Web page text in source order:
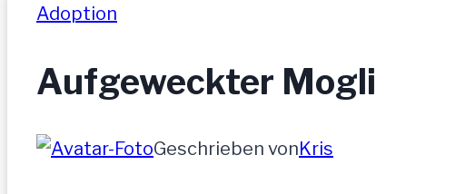
Adoption
Aufgeweckter Mogli
Geschrieben vonKris